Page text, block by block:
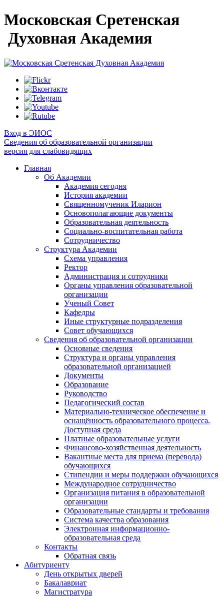
Московская Сретенская
Духовная Академия
Вход в ЭИОС
Сведения об образовательной организации
версия для слабовидящих
Главная
Об Академии
Академия сегодня
История академии
Священномученик Иларион
Основополагающие документы
Образовательная деятельность
Социально-воспитательная работа
Сотрудничество
Структура Академии
Схема управления
Ректор
Администрация и сотрудники
Органы управления образовательной
организации
Ученый Совет
Кафедры
Иные структурные подразделения
Совет обучающихся
Сведения об образовательной организации
Основные сведения
Структура и органы управления
образовательной организацией
Документы
Образование
Руководство
Педагогический состав
Материально-техническое обеспечение и
оснащённость образовательного процесса.
Доступная среда
Платные образовательные услуги
Финансово-хозяйственная деятельность
Вакантные места для приема (перевода)
обучающихся
Стипендии и меры поддержки обучающихся
Международное сотрудничество
Организация питания в образовательной
организации
Образовательные стандарты и требования
Система качества образования
Электронная информационно-
образовательная среда
Контакты
Обратная связь
Абитуриенту
День открытых дверей
Бакалавриат
Магистратура